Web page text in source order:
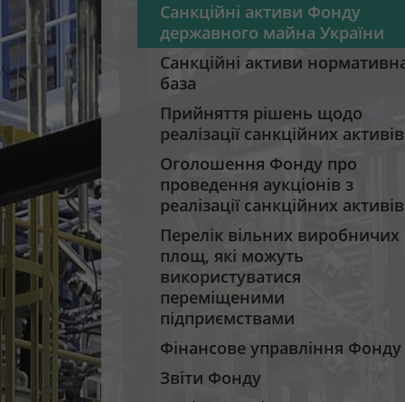
Санкційні активи Фонду
державного майна України
Санкційні активи
база
Прийняття рішень щодо
реалізації санкційних активів
Оголошення Фонду про
проведення аукціонів з
реалізації санкційних активів
Перелік вільних виробничих
площ, які можуть
використуватися
переміщеними
підприємствами
Фінансове управління Фонду
Звіти Фонду